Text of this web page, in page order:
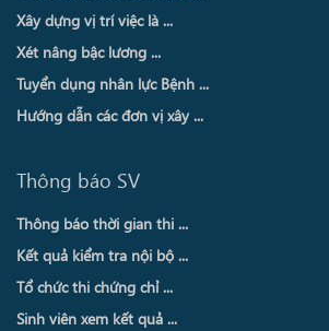
Xây dựng vị trí việc là ...
Xét nâng bậc lương ...
Tuyển dụng nhân lực Bệnh ...
Hướng dẫn các đơn vị xây ...
Thông báo SV
Thông báo thời gian thi ...
Kết quả kiểm tra nội bộ ...
Tổ chức thi chứng chỉ ...
Sinh viên xem kết quả ...